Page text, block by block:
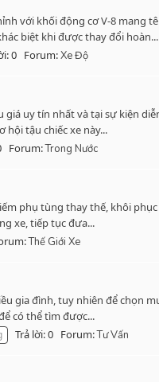
với khối động cơ V-8 mang
biệt khi được thay đổi hoàn...
0 Forum:Xe Độ
uy tín nhất và tại sự kiện
hội tậu chiếc xe này...
Forum:Trong Nước
phụ tùng thay thế, khôi
xe, tiếp tục đưa...
Thế Giới Xe
gia đình, tuy nhiên để chọn
có thể tìm được...
Trả lời: 0 Forum:Tư Vấn